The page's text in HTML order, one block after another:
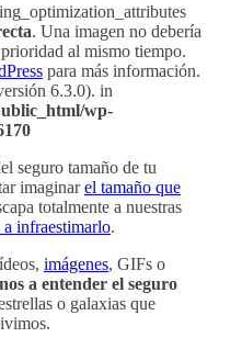
. Una imagen no debería
al mismo tiempo.
para más información.
6.3.0). in
wp-
seguro tamaño de tu
imaginarel tamaño que
totalmente a nuestras
a infraestimarlo.
imágenes, GIFs o
a entender el seguro
o galaxias que